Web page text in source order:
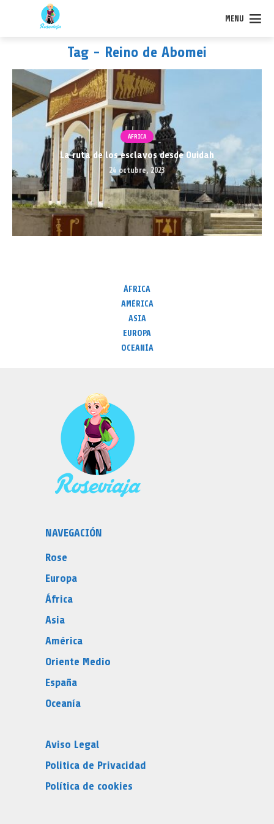
MENU
Tag - Reino de Abomei
ÁFRICA
La ruta de los esclavos desde Ouidah
24 octubre, 2023
ÁFRICA
AMÉRICA
ASIA
EUROPA
OCEANÍA
NAVEGACIÓN
Rose
Europa
África
Asia
América
Oriente Medio
España
Oceanía
Aviso Legal
Politica de Privacidad
Política de cookies